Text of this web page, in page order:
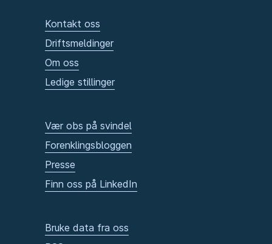
Kontakt oss
Driftsmeldinger
Om oss
Ledige stillinger
Vær obs på svindel
Forenklingsbloggen
Presse
Finn oss på LinkedIn
Bruke data fra oss